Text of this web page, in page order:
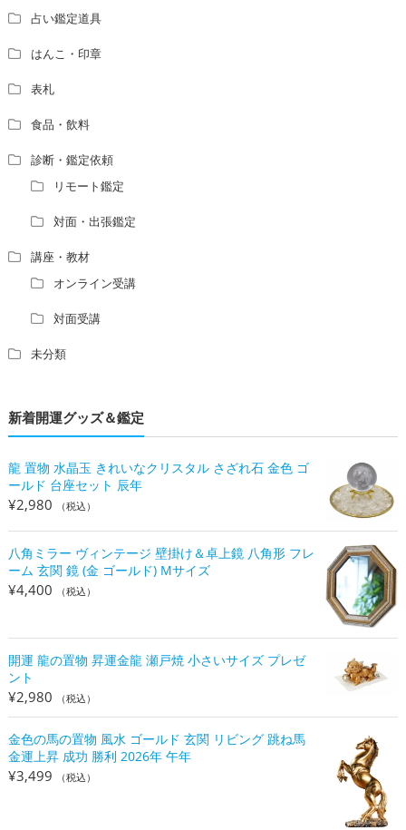
占い鑑定道具
はんこ・印章
表札
食品・飲料
診断・鑑定依頼
リモート鑑定
対面・出張鑑定
講座・教材
オンライン受講
対面受講
未分類
新着開運グッズ＆鑑定
龍 置物 水晶玉 きれいなクリスタル さざれ石 金色 ゴ
ールド 台座セット 辰年
¥2,980 （税込）
八角ミラー ヴィンテージ 壁掛け＆卓上鏡 八角形 フレ
ーム 玄関 鏡 (金 ゴールド) Mサイズ
¥4,400 （税込）
開運 龍の置物 昇運金龍 瀬戸焼 小さいサイズ プレゼ
ント
¥2,980 （税込）
金色の馬の置物 風水 ゴールド 玄関 リビング 跳ね馬
金運上昇 成功 勝利 2026年 午年
¥3,499 （税込）